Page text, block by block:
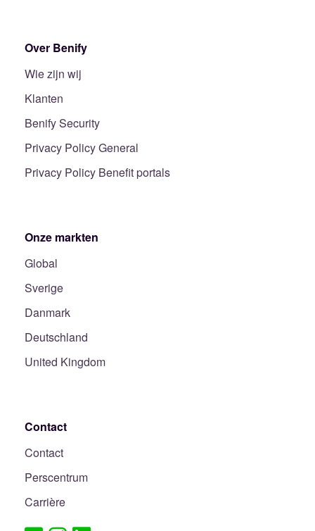
Over Benify
Wie zijn wij
Klanten
Benify Security
Privacy Policy General
Privacy Policy Benefit portals
Onze markten
Global
Sverige
Danmark
Deutschland
United Kingdom
Contact
Contact
Perscentrum
Carrière